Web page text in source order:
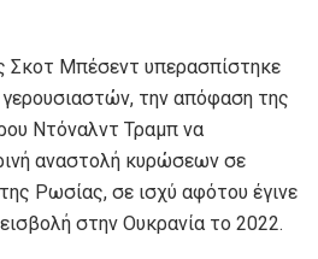
Σκοτ Μπέσεντ υπερασπίστηκε
την απόφαση της
Ντόναλντ Τραμπ να
αναστολή κυρώσεων σε
Ρωσίας, σε ισχύ αφότου έγινε
στην Ουκρανία το 2022.